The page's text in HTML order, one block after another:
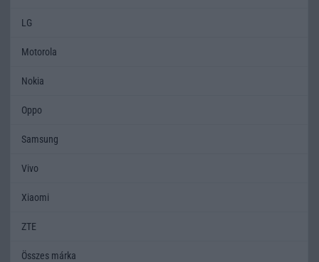
LG
Motorola
Nokia
Oppo
Samsung
Vivo
Xiaomi
ZTE
Összes márka